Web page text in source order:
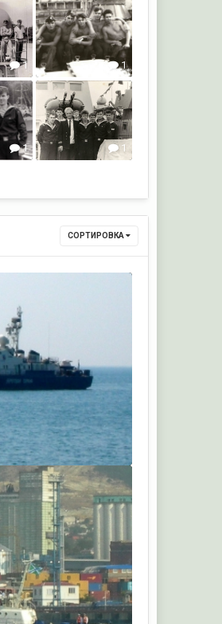
1 1
1 1
СОРТИРОВКА